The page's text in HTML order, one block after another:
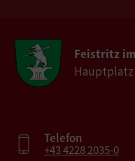
Feistritz
Hauptplatz
Telefon
+43 4228 2035-0